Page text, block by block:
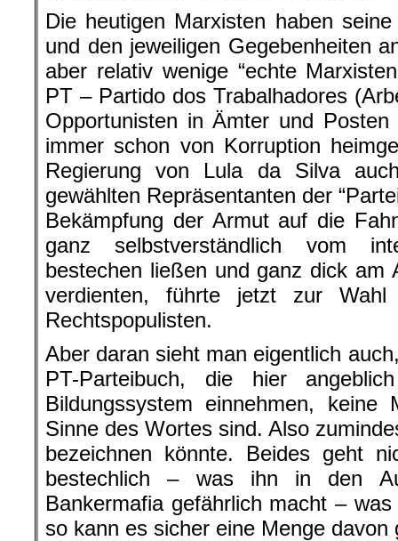
Die heutigen Marxisten haben
und den jeweiligen Gegebenheiten
aber relativ wenige “echte
PT – Partido dos Trabalhadores
Opportunisten in Ämter und
immer schon von Korruption
Regierung von Lula da Silva
gewählten Repräsentanten der
Bekämpfung der Armut auf die
ganz selbstverständlich vom
bestechen ließen und ganz dick am
verdienten, führte jetzt zur Wahl
Rechtspopulisten.
Aber daran sieht man eigentlich
PT-Parteibuch, die hier
Bildungssystem einnehmen, keine
Sinne des Wortes sind. Also
bezeichnen könnte. Beides geht
bestechlich – was ihn in den
Bankermafia gefährlich macht –
so kann es sicher eine Menge davon